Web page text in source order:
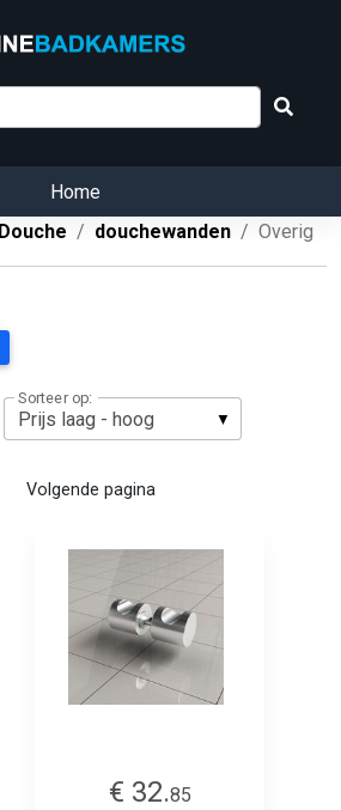
Home
Douche douchewanden Overig
Sorteer op:
Volgende pagina
€ 32.85